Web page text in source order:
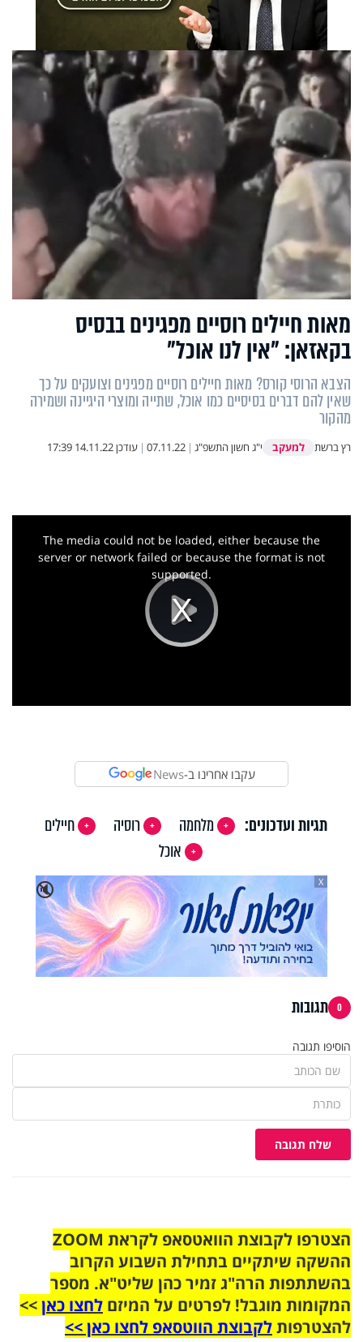
מאות חיילים רוסיים מפגינים בבסיס
בקאזאן: "אין לנו אוכל"
הצבא הרוסי קורס? מאות חיילים רוסיים מפגינים וצועקים על כך
שאין להם דברים בסיסיים כמו אוכל, שתייה ומוצרי היגיינה ושמירה
מהקור
רץ ברשת למעקב י"ג חשון התשפ"ג |
07.11.22
| עודכן14.11.22 17:39
Play
This
The media could not be loaded, either because the
server or network failed or because the format is not
supported.
עקבו אחרינו ב-News
תגיות ועדכונים: מלחמה רוסיה
חיילים
אוכל
🔇
X
0 תגובות
הוסיפו תגובה
שלח תגובה
הצטרפו לקבוצת הוואטסאפ לקראת ZOOM
ההשקה שיתקיים בתחילת השבוע הקרוב
בהשתתפות הרה"ג זמיר כהן שליט"א. מספר
המקומות מוגבל! לפרטים על המיזם לחצו כאן>>
להצטרפותלקבוצת הווטסאפ לחצו כאן >>